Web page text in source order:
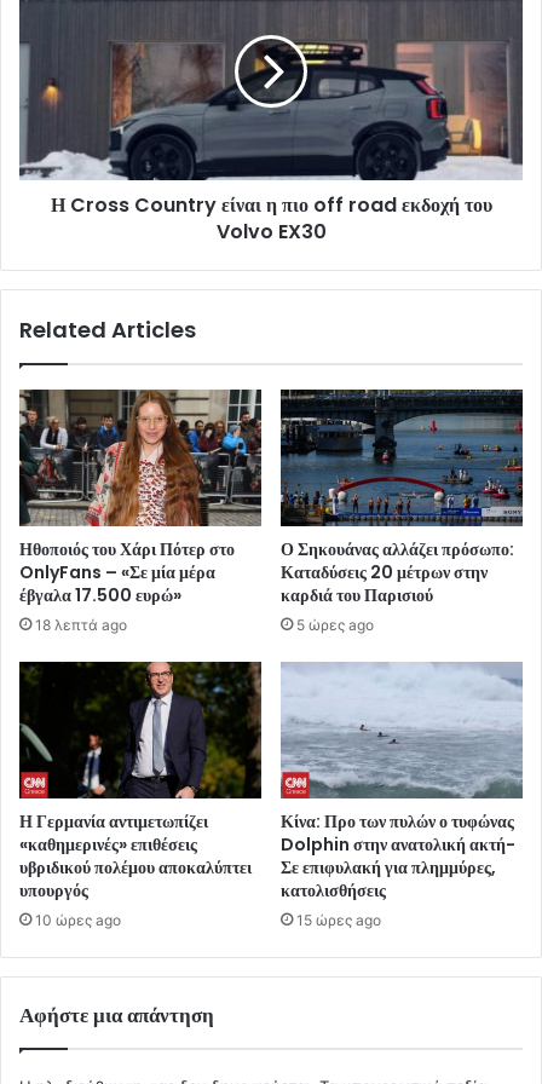
Η Cross Country είναι η πιο off road εκδοχή του
Volvo EX30
Related Articles
Ηθοποιός του Χάρι Πότερ στο
OnlyFans – «Σε μία μέρα
έβγαλα 17.500 ευρώ»
18 λεπτά ago
Ο Σηκουάνας αλλάζει πρόσωπο:
Καταδύσεις 20 μέτρων στην
καρδιά του Παρισιού
5 ώρες ago
Η Γερμανία αντιμετωπίζει
«καθημερινές» επιθέσεις
υβριδικού πολέμου αποκαλύπτει
υπουργός
10 ώρες ago
Κίνα: Προ των πυλών ο τυφώνας
Dolphin στην ανατολική ακτή-
Σε επιφυλακή για πλημμύρες,
κατολισθήσεις
15 ώρες ago
Αφήστε μια απάντηση